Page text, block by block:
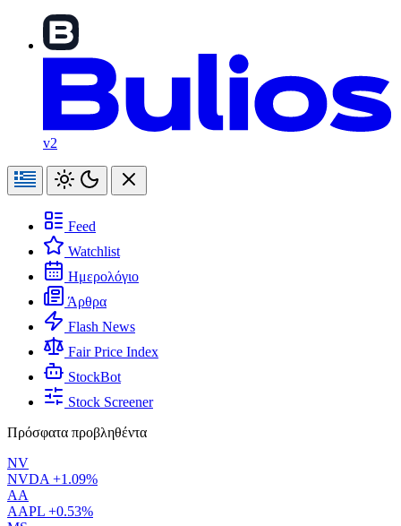
v2
Feed
Watchlist
Ημερολόγιο
Άρθρα
Flash News
Fair Price Index
StockBot
Stock Screener
Πρόσφατα προβληθέντα
NV
NVDA +1.09%
AA
AAPL +0.53%